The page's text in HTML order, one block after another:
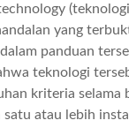
yang
panduan
teknologi
kriteria selama
satu atau lebih